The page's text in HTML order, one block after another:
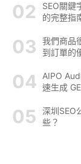
SEO關鍵
的完整指
我們商品
到訂單的
AIPO
速生成
深圳SEO
些？